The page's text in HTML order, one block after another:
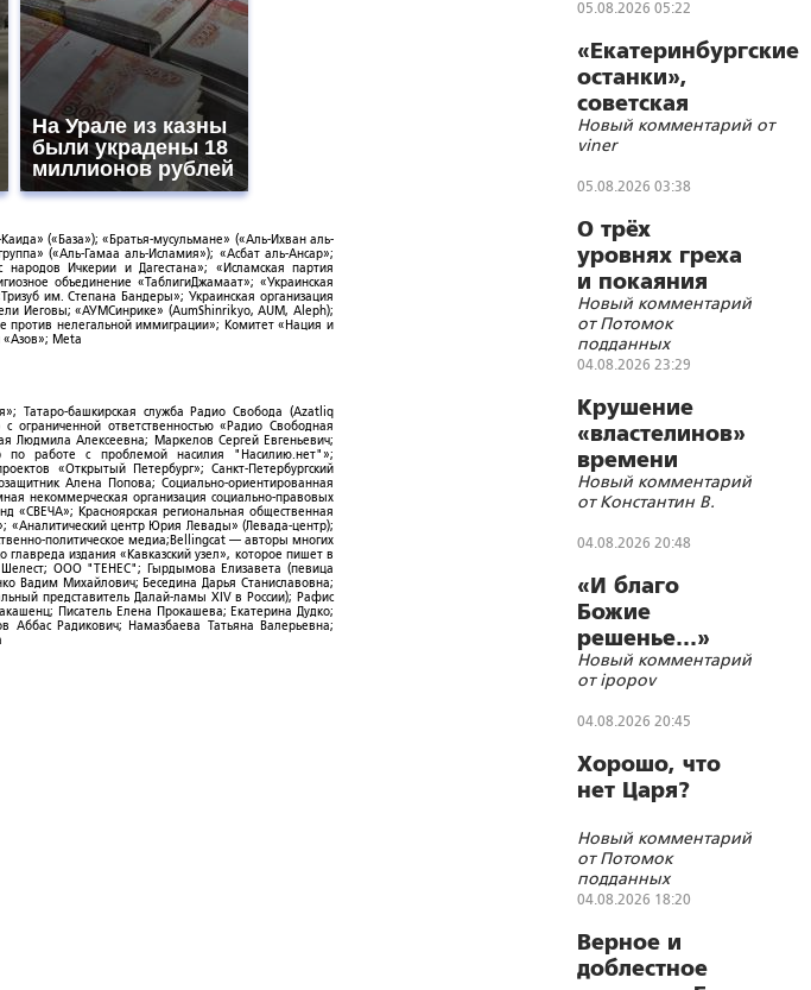
На Урале из казны
были украдены 18
миллионов рублей
(«База»); «Братья-мусульмане» («Аль-Ихван аль-
(«Аль-Гамаа аль-Исламия»); «Асбат аль-Ансар»;
народов Ичкерии и Дагестана»; «Исламская партия
объединение «ТаблигиДжамаат»; «Украинская
им. Степана Бандеры»; Украинская организация
Иеговы; «АУМСинрике» (AumShinrikyo, AUM, Aleph);
против нелегальной иммиграции»; Комитет «Нация и
«Азов»; Meta
Татаро-башкирская служба Радио Свобода (Azatliq
ограниченной ответственностью «Радио Свободная
Людмила Алексеевна; Маркелов Сергей Евгеньевич;
по работе с проблемой насилия "Насилию.нет"»;
«Открытый Петербург»; Санкт-Петербургский
Алена Попова; Социально-ориентированная
некоммерческая организация социально-правовых
«СВЕЧА»; Красноярская региональная общественная
«Аналитический центр Юрия Левады» (Левада-центр);
политическое медиа;Bellingcat — авторы многих
издания «Кавказский узел», которое пишет в
Шелест; ООО "ТЕНЕС"; Гырдымова Елизавета (певица
Вадим Михайлович; Беседина Дарья Станиславовна;
представитель Далай-ламы XIV в России); Рафис
Писатель Елена Прокашева; Екатерина Дудко;
Аббас Радикович; Намазбаева Татьяна Валерьевна;
05.08.2026 05:22
«Екатеринбургские
останки»,
советская
символика и
цифровизации
Новый комментарий от
viner
05.08.2026 03:38
О трёх
уровнях греха
и покаяния
Новый комментарий
от Потомок
подданных
Императора
04.08.2026 23:29
Крушение
«властелинов»
времени
Новый комментарий
от Константин В.
04.08.2026 20:48
«И благо
Божие
решенье…»
Новый комментарий
от ipopov
04.08.2026 20:45
Хорошо, что
нет Царя?
Новый комментарий
от Потомок
подданных
Императора
04.08.2026 18:20
Верное и
доблестное